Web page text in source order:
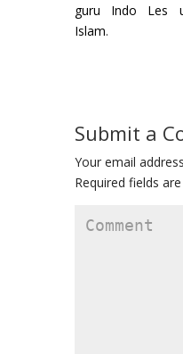
guru Indo Les
Islam.
Submit a
Your email
Required fields